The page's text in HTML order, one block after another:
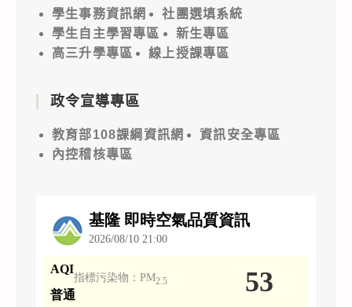
學生事務資訊網
社團選填系統
學生自主學習專區
新生專區
高三升學專區
線上授課專區
政令宣導專區
教育部108課綱資訊網
資訊安全專區
內控稽核專區